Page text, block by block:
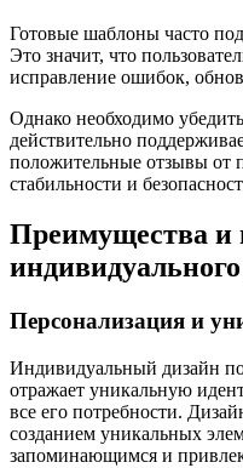
Готовые шаблоны часто
Это значит, что
исправление ошибок,
Однако необходимо
действительно
положительные отзывы от
стабильности и
Преимущества и
Персонализация и
Индивидуальный дизайн
отражает уникальную
все его потребности.
созданием уникальных
запоминающимся и